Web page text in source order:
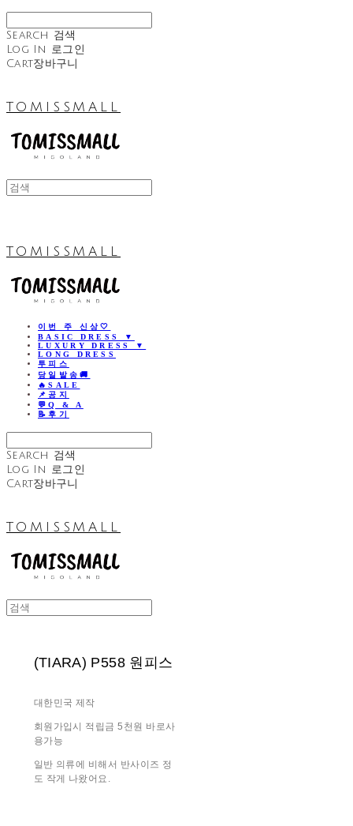
Search 검색
Log In 로그인
Cart장바구니
TOMISSMALL
TOMISSMALL
이번 주 신상🤍
BASIC DRESS ▼
LUXURY DRESS ▼
LONG DRESS
투피스
당일발송🚚
🔥SALE
📌공지
💬Q & A
📝후기
Search 검색
Log In 로그인
Cart장바구니
TOMISSMALL
(TIARA) P558 원피스
대한민국 제작
회원가입시 적립금 5천원 바로사
용가능
일반 의류에 비해서 반사이즈 정
도 작게 나왔어요.